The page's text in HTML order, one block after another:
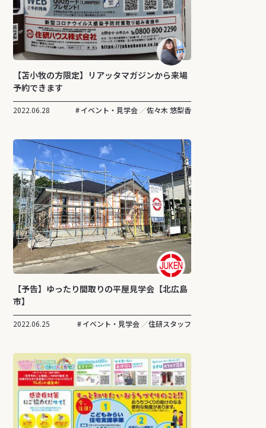
【苫小牧の方限定】リアッタマガジンから来場
予約できます
2022.06.28 イベント・見学会 佐々木 悠梨香
【予告】ゆったり間取りの平屋見学会【北広島
市】
2022.06.25 イベント・見学会 住研スタッフ